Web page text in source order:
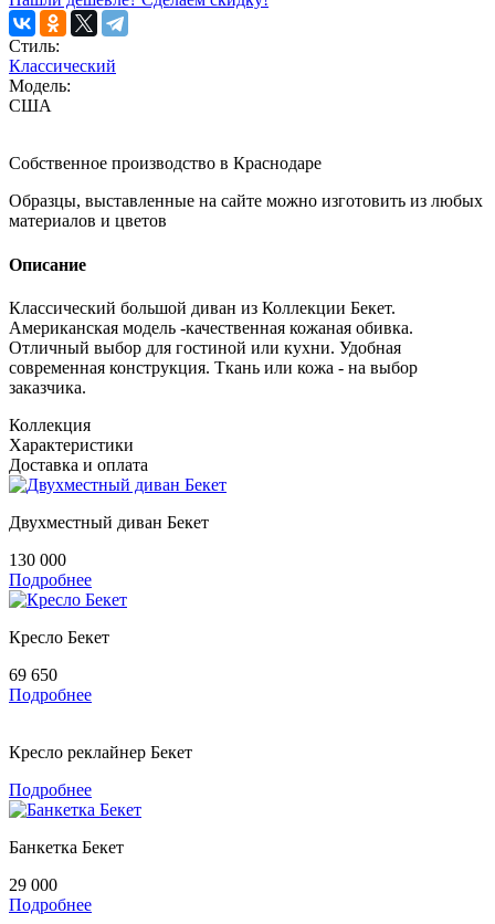
Стиль:
Классический
Модель:
США
Собственное производство в Краснодаре
Образцы, выставленные на сайте можно изготовить из любых
материалов и цветов
Описание
Классический большой диван из Коллекции Бекет.
Американская модель -качественная кожаная обивка.
Отличный выбор для гостиной или кухни. Удобная
современная конструкция. Ткань или кожа - на выбор
заказчика.
Коллекция
Характеристики
Доставка и оплата
Двухместный диван Бекет
130 000
Подробнее
Кресло Бекет
69 650
Подробнее
Кресло реклайнер Бекет
Подробнее
Банкетка Бекет
29 000
Подробнее